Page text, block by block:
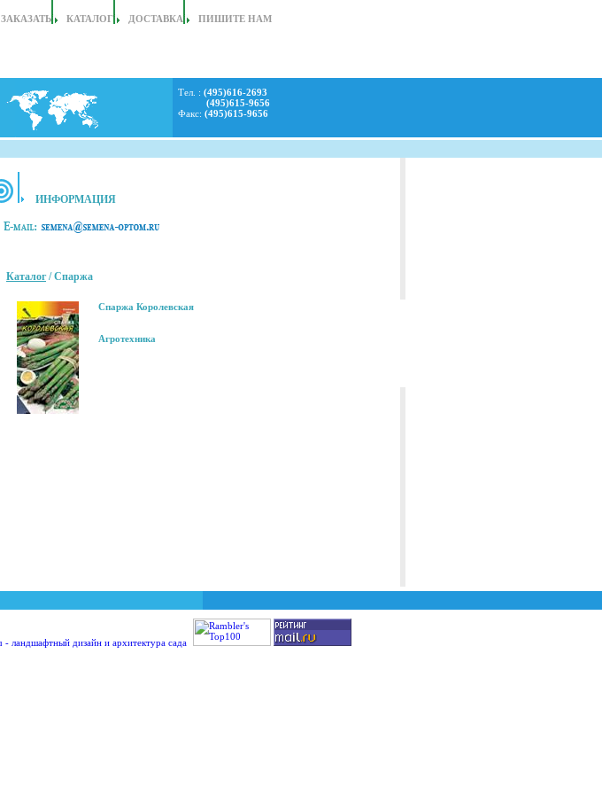
ЗАКАЗАТЬ КАТАЛОГ ДОСТАВКА ПИШИТЕ НАМ
Тел. : (495)616-2693
(495)615-9656
Факс: (495)615-9656
ИНФОРМАЦИЯ
Каталог/ Спаржа
Спаржа Королевская
Агротехника